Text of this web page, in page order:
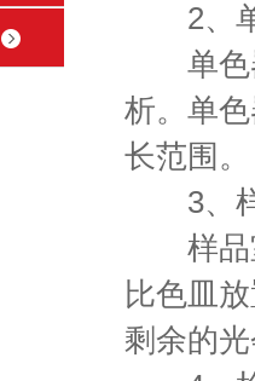
2、单
单色器
析。单
长范围。
3、样
样品室
比色皿
剩余的